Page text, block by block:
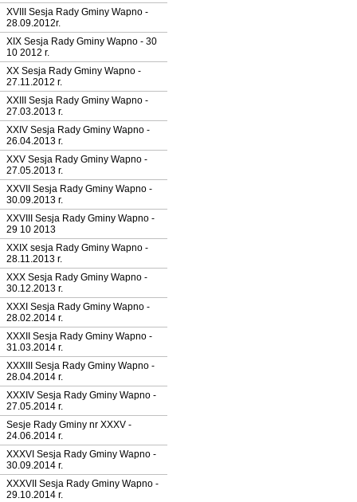
XVIII Sesja Rady Gminy Wapno -
28.09.2012r.
XIX Sesja Rady Gminy Wapno - 30
10 2012 r.
XX Sesja Rady Gminy Wapno -
27.11.2012 r.
XXIII Sesja Rady Gminy Wapno -
27.03.2013 r.
XXIV Sesja Rady Gminy Wapno -
26.04.2013 r.
XXV Sesja Rady Gminy Wapno -
27.05.2013 r.
XXVII Sesja Rady Gminy Wapno -
30.09.2013 r.
XXVIII Sesja Rady Gminy Wapno -
29 10 2013
XXIX sesja Rady Gminy Wapno -
28.11.2013 r.
XXX Sesja Rady Gminy Wapno -
30.12.2013 r.
XXXI Sesja Rady Gminy Wapno -
28.02.2014 r.
XXXII Sesja Rady Gminy Wapno -
31.03.2014 r.
XXXIII Sesja Rady Gminy Wapno -
28.04.2014 r.
XXXIV Sesja Rady Gminy Wapno -
27.05.2014 r.
Sesje Rady Gminy nr XXXV -
24.06.2014 r.
XXXVI Sesja Rady Gminy Wapno -
30.09.2014 r.
XXXVII Sesja Rady Gminy Wapno -
29.10.2014 r.